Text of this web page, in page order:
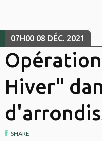
07H00 08 DÉC. 2021
Hiver"
SHARE